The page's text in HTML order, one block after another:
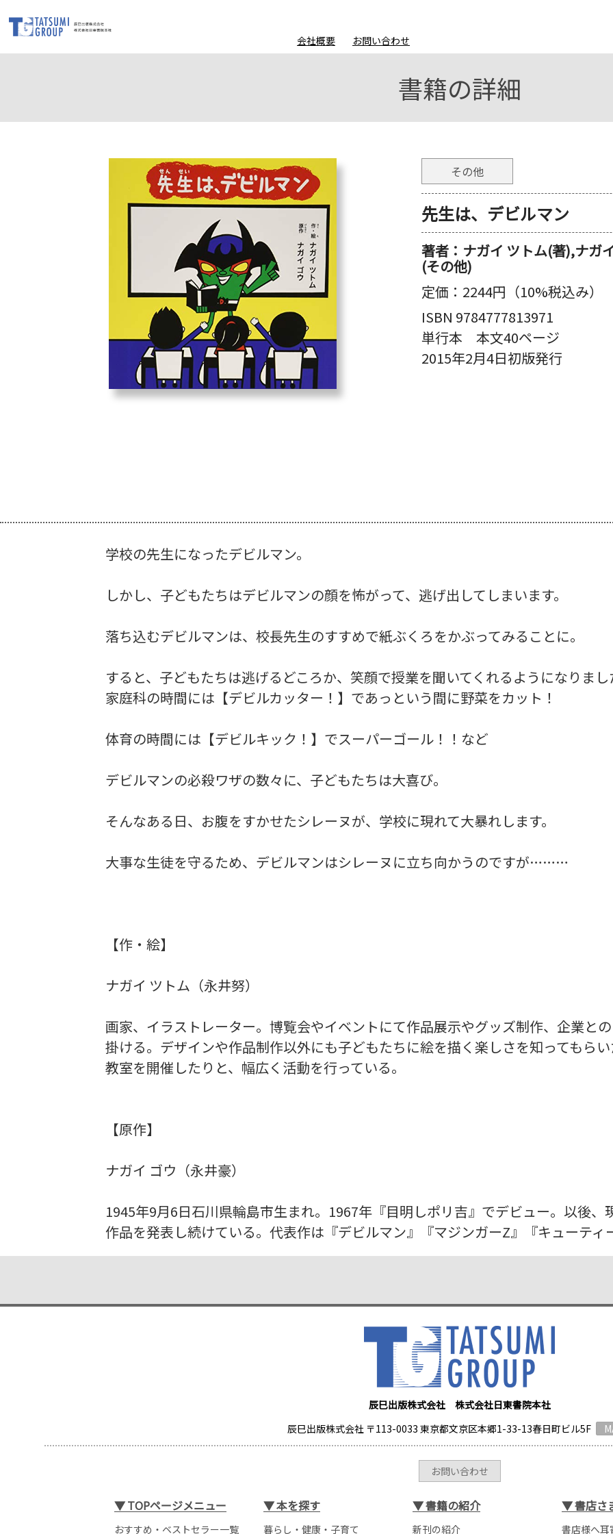
会社概要 お問い合わせ
書籍の詳細
その他
先生は、デビルマン
著者： ナガイ ツトム(著),ナガ
(その他)
定価： 2244円（10%税込み）
ISBN 9784777813971
単行本 本文40ページ
2015年2月4日初版発行
学校の先生になったデビルマン。
しかし、子どもたちはデビルマンの顔を怖がって、逃げ出してしまいます。
落ち込むデビルマンは、校長先生のすすめで紙ぶくろをかぶってみることに。
すると、子どもたちは逃げるどころか、笑顔で授業を聞いてくれるようになりま
家庭科の時間には【デビルカッター！】であっという間に野菜をカット！
体育の時間には【デビルキック！】でスーパーゴール！！など
デビルマンの必殺ワザの数々に、子どもたちは大喜び。
そんなある日、お腹をすかせたシレーヌが、学校に現れて大暴れします。
大事な生徒を守るため、デビルマンはシレーヌに立ち向かうのですが………
【作・絵】
ナガイ ツトム（永井努）
画家、イラストレーター。博覧会やイベントにて作品展示やグッズ制作、企業と
掛ける。デザインや作品制作以外にも子どもたちに絵を描く楽しさを知ってもら
教室を開催したりと、幅広く活動を行っている。
【原作】
ナガイ ゴウ（永井豪）
1945年9月6日石川県輪島市生まれ。1967年『目明しポリ吉』でデビュー。以後
作品を発表し続けている。代表作は『デビルマン』『マジンガーZ』『キューティ
辰巳出版株式会社 株式会社日東書院本社
辰巳出版株式会社 〒113-0033 東京都文京区本郷1-33-13春日町ビル5F
お問い合わせ
▼TOPページメニュー
おすすめ・ベストセラー一覧
▼本を探す
暮らし・健康・子育て
▼書籍の紹介
新刊の紹介
▼書店さ
書店様へ耳